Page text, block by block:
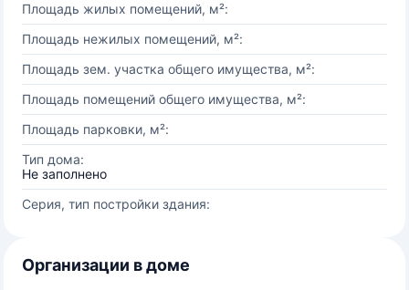
Площадь жилых помещений, м²:
Площадь нежилых помещений, м²:
Площадь зем. участка общего имущества, м²:
Площадь помещений общего имущества, м²:
Площадь парковки, м²:
Тип дома:
Не заполнено
Серия, тип постройки здания:
Организации в доме